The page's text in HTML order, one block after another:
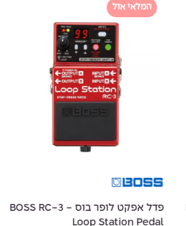
המלאי אזל
פדל אפקט לופר בוס - BOSS RC-3
Loop Station Pedal